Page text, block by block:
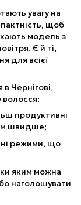
увагу на
щоб
модель з
Є й ті,
для всієї
Чернігові,
волосся:
продуктивні
швидше;
режими, що
яким можна
наголошувати